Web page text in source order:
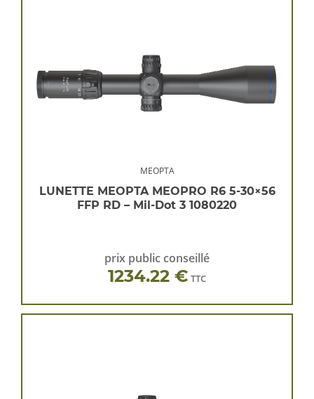
MEOPTA
LUNETTE MEOPTA MEOPRO R6 5-30×56
FFP RD – Mil-Dot 3 1080220
prix public conseillé
1234.22 € TTC